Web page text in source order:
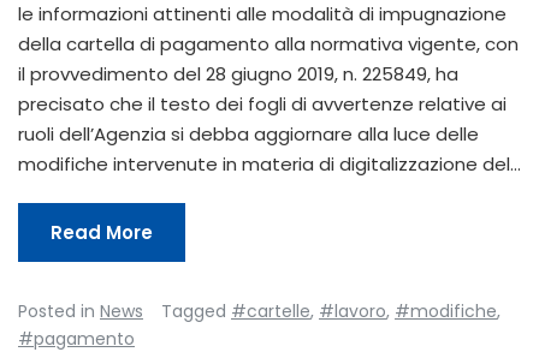
le informazioni attinenti alle modalità di impugnazione
della cartella di pagamento alla normativa vigente, con
il provvedimento del 28 giugno 2019, n. 225849, ha
precisato che il testo dei fogli di avvertenze relative ai
ruoli dell’Agenzia si debba aggiornare alla luce delle
modifiche intervenute in materia di digitalizzazione del…
Read More
Posted in News Tagged #cartelle, #lavoro, #modifiche,
#pagamento